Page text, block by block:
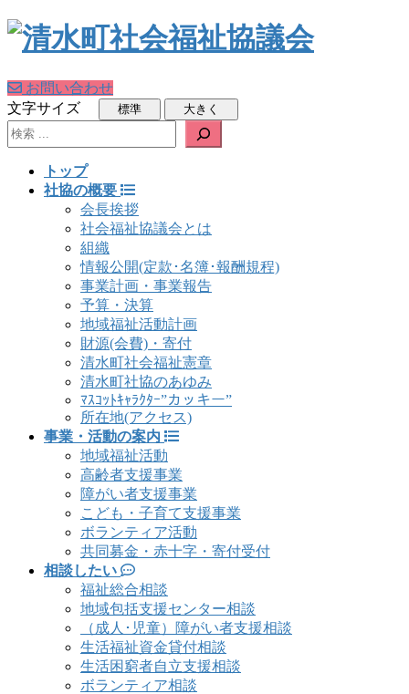
お問い合わせ
文字サイズ
検索
トップ
社協の概要
会長挨拶
社会福祉協議会とは
組織
情報公開(定款･名簿･報酬規程)
事業計画・事業報告
予算・決算
地域福祉活動計画
財源(会費)・寄付
清水町社会福祉憲章
清水町社協のあゆみ
ﾏｽｺｯﾄｷｬﾗｸﾀｰ”カッキー”
所在地(アクセス)
事業・活動の案内
地域福祉活動
高齢者支援事業
障がい者支援事業
こども・子育て支援事業
ボランティア活動
共同募金・赤十字・寄付受付
相談したい
福祉総合相談
地域包括支援センター相談
（成人･児童）障がい者支援相談
生活福祉資金貸付相談
生活困窮者自立支援相談
ボランティア相談